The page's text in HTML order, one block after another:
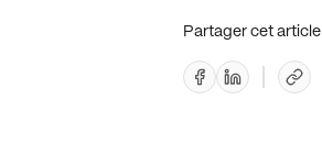
Partager cet article